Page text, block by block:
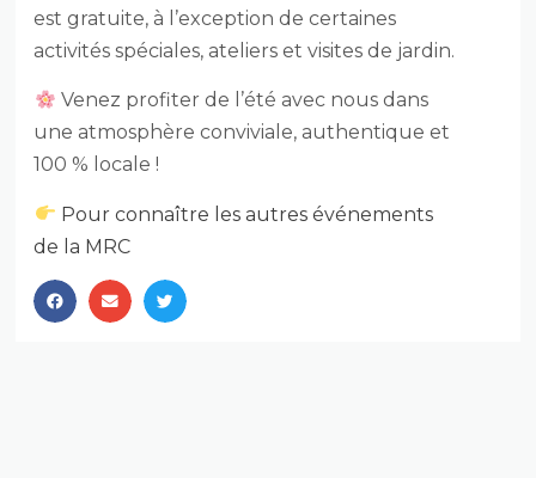
est gratuite, à l’exception de certaines
activités spéciales, ateliers et visites de jardin.
Venez profiter de l’été avec nous dans
une atmosphère conviviale, authentique et
100 % locale !
Pour connaître les autres événements
de la MRC